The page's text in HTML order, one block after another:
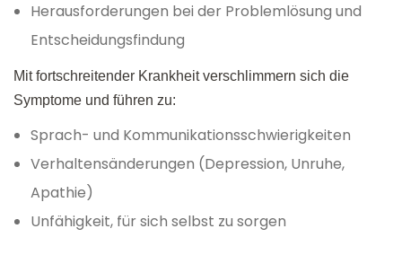
Herausforderungen bei der Problemlösung und
Entscheidungsfindung
Mit fortschreitender Krankheit verschlimmern sich die
Symptome und führen zu:
Sprach- und Kommunikationsschwierigkeiten
Verhaltensänderungen (Depression, Unruhe,
Apathie)
Unfähigkeit, für sich selbst zu sorgen